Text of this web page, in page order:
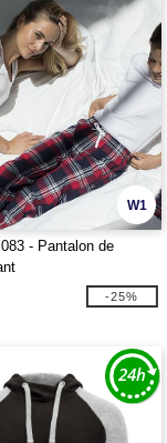
W1
- Pantalon de
-25%